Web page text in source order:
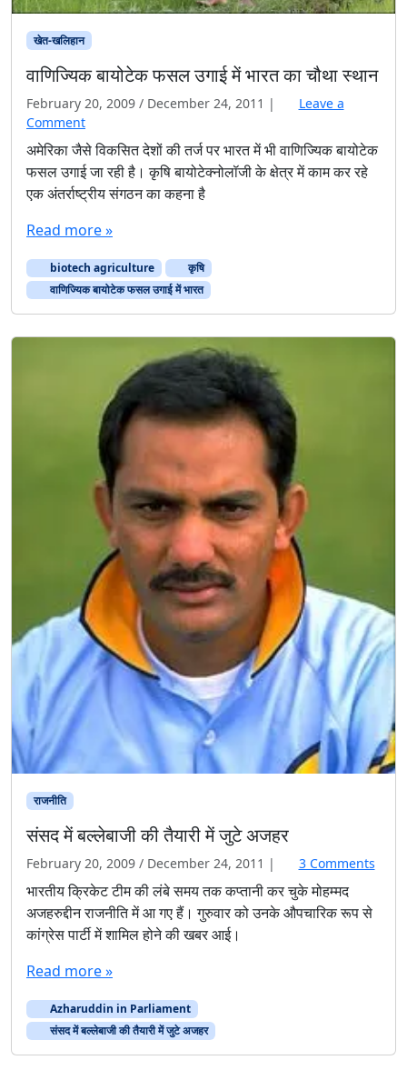
खेत-खलिहान
वाणिज्यिक बायोटेक फसल उगाई में भारत का चौथा स्थान
February 20, 2009 / December 24, 2011 |
Leave a
Comment
अमेरिका जैसे विकसित देशों की तर्ज पर भारत में भी वाणिज्यिक बायोटेक
फसल उगाई जा रही है। कृषि बायोटेक्नोलॉजी के क्षेत्र में काम कर रहे
एक अंतर्राष्ट्रीय संगठन का कहना है
Read more »
biotech agriculture
कृषि
वाणिज्यिक बायोटेक फसल उगाई में भारत
राजनीति
संसद में बल्लेबाजी की तैयारी में जुटे अजहर
February 20, 2009 / December 24, 2011 | 3 Commentso
की
भारतीय क्रिकेट टीम की लंबे समय तक कप्तानी कर चुके मोहम्मद
अजहरुद्दीन राजनीति में आ गए हैं। गुरुवार को उनके औपचारिक रूप से
कांग्रेस पार्टी में शामिल होने की खबर आई।
Read more »
Azharuddin in Parliament
संसद में बल्लेबाजी की तैयारी में जुटे अजहर